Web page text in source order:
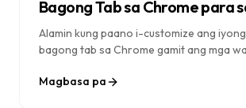
Bagong Tab sa Chrome para
Pinakamataas na
Alamin kung paano i-customize ang
bagong tab sa Chrome gamit ang mga
hakbang na gabay sa paglikha ng
Magbasa pa